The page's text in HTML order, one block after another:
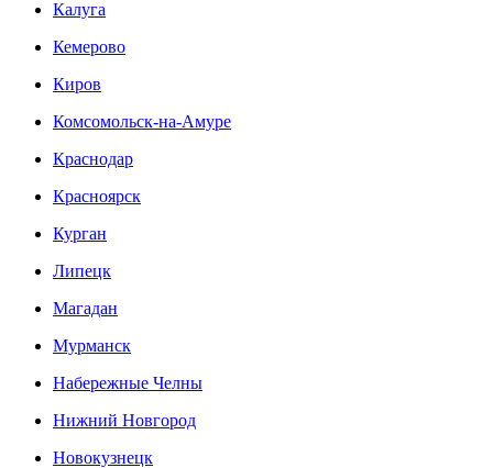
Калуга
Кемерово
Киров
Комсомольск-на-Амуре
Краснодар
Красноярск
Курган
Липецк
Магадан
Мурманск
Набережные Челны
Нижний Новгород
Новокузнецк